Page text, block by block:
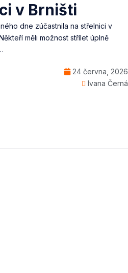
v Brništi
dne zúčastnila na střelnici v
měli možnost střílet úplně
24 června, 2026
Ivana Černá